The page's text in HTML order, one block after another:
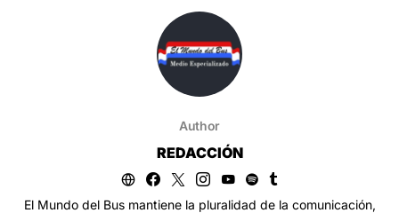
Author
REDACCIÓN
El Mundo del Bus mantiene la pluralidad de la comunicación,